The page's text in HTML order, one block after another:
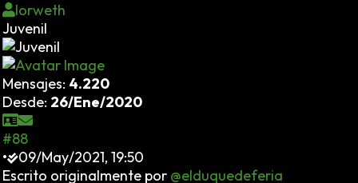
Iorweth
Juvenil
Mensajes: 4.220
Desde: 26/Ene/2020
#88
•
09/May/2021, 19:50
Escrito originalmente por @elduquedeferia